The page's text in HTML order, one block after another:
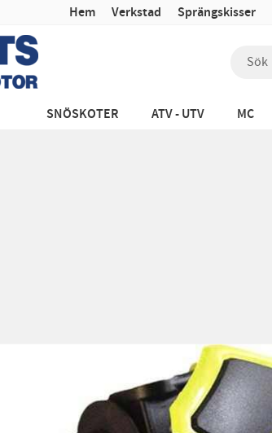
Hem Verkstad Sprängskisser
SNÖSKOTER ATV - UTV MC